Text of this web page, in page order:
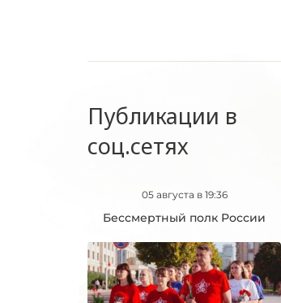
Публикации в
соц.сетях
05 августа в 19:36
Бессмертный полк России